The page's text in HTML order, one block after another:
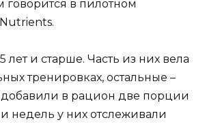
говорится в пилотном
лет и старше. Часть из них вела
тренировках, остальные –
в рацион две порции
недель у них отслеживали